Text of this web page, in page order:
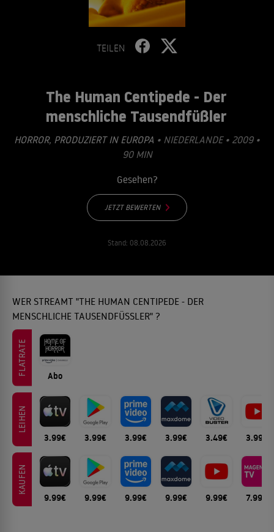
TEILEN
The Human Centipede - Der
menschliche Tausendfüßler
HORROR, PRODUZIERT IN EUROPA • NIEDERLANDE • 2009 •
90 MIN
Gesehen?
JETZT BEWERTEN
Stand: 08.08.2026
WER STREAMT "THE HUMAN CENTIPEDE - DER
MENSCHLICHE TAUSENDFÜSSLER" ?
FLATRATE Abo
LEIHEN
3.99€ 3.99€ 3.99€ 3.99€ 3.49€ 3.99€
KAUFEN
9.99€ 9.99€ 9.99€ 9.99€ 9.99€ 7.99€